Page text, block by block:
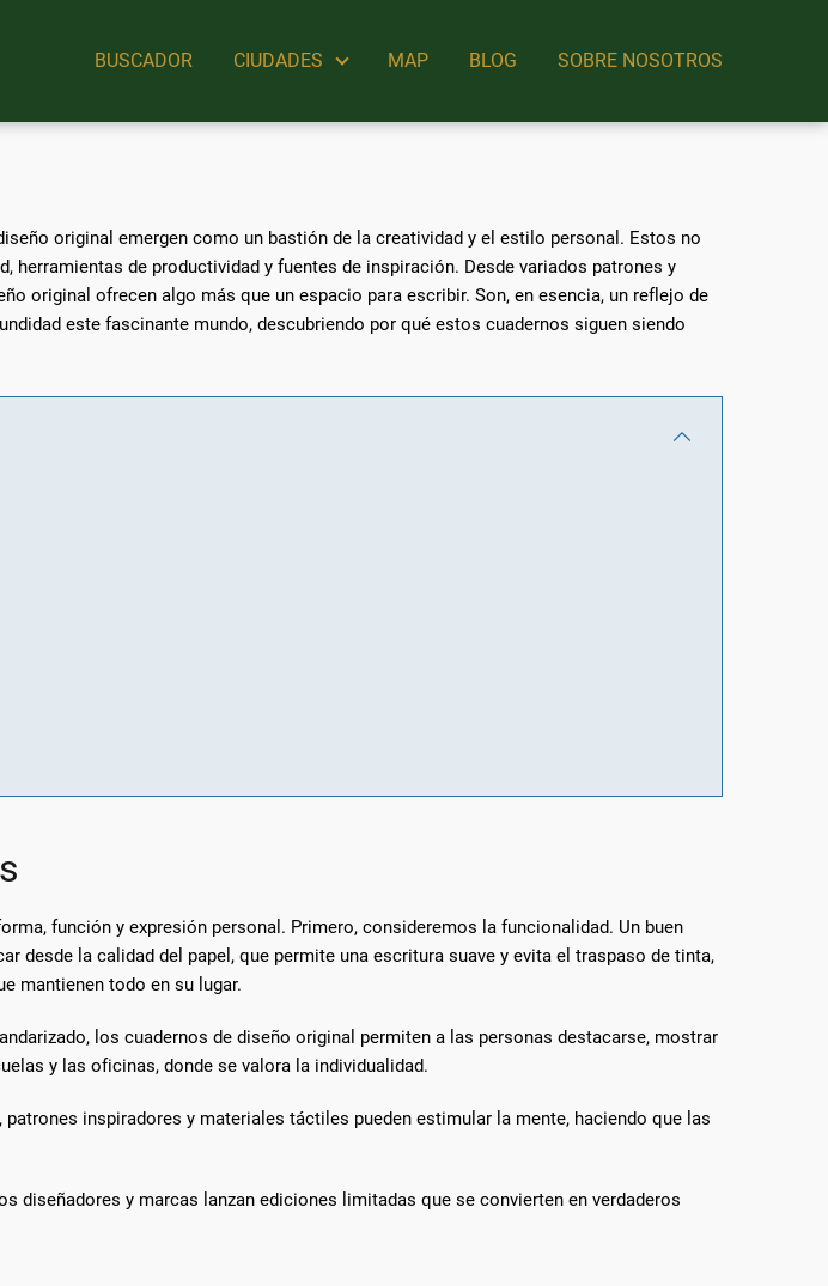
BUSCADOR CIUDADES MAP BLOG SOBRE NOSOTROS
original emergen como un bastión de la creatividad y el estilo personal. Estos no
de productividad y fuentes de inspiración. Desde variados patrones y
original ofrecen algo más que un espacio para escribir. Son, en esencia, un reflejo de
este fascinante mundo, descubriendo por qué estos cuadernos siguen siendo
función y expresión personal. Primero, consideremos la funcionalidad. Un buen
desde la calidad del papel, que permite una escritura suave y evita el traspaso de tinta,
mantienen todo en su lugar.
los cuadernos de diseño original permiten a las personas destacarse, mostrar
y las oficinas, donde se valora la individualidad.
inspiradores y materiales táctiles pueden estimular la mente, haciendo que las
y marcas lanzan ediciones limitadas que se convierten en verdaderos